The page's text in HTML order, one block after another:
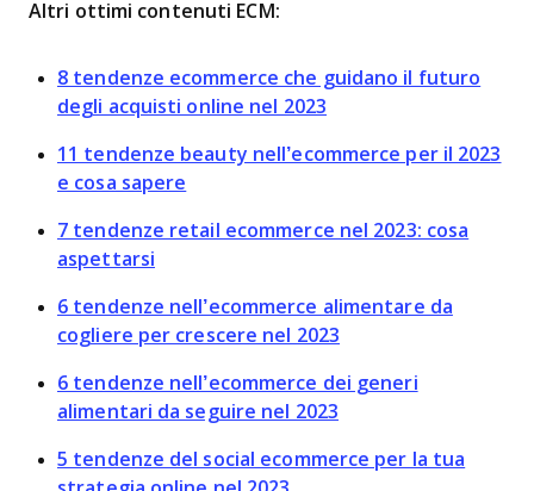
Altri ottimi contenuti ECM:
8 tendenze ecommerce che guidano il futuro
degli acquisti online nel 2023
11 tendenze beauty nell’ecommerce per il 2023
e cosa sapere
7 tendenze retail ecommerce nel 2023: cosa
aspettarsi
6 tendenze nell’ecommerce alimentare da
cogliere per crescere nel 2023
6 tendenze nell’ecommerce dei generi
alimentari da seguire nel 2023
5 tendenze del social ecommerce per la tua